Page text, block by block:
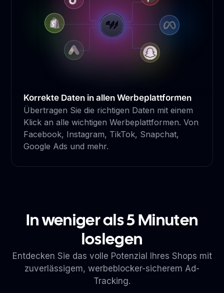
Korrekte Daten in allen Werbeplattformen
Übertragen Sie die richtigen Daten mit einem
Klick an alle wichtigen Werbeplattformen. Von
Facebook, Instagram, TikTok, Snapchat,
Google Ads und mehr.
In weniger als 5 Minuten
loslegen
Entdecken Sie das volle Potenzial Ihres Shops mit
zuverlässigem, werbeblocker-sicherem Ad-
Tracking.